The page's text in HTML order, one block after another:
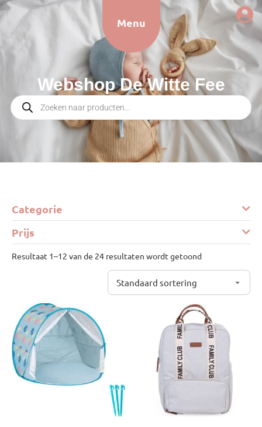
Menu
Webshop De Witte Fee
Categorie
Prijs
Resultaat 1–12 van de 24 resultaten wordt getoond